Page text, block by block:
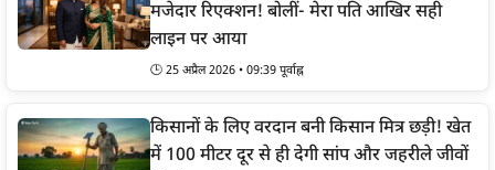
मजेदार रिएक्शन! बोलीं- मेरा पति आखिर सही
लाइन पर आया
🕒 25 अप्रैल 2026 • 09:39 पूर्वाह्न
किसानों के लिए वरदान बनी किसान मित्र छड़ी! खेत
में 100 मीटर दूर से ही देगी सांप और जहरीले जीवों